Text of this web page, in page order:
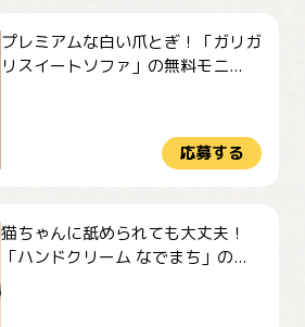
プレミアムな白い爪とぎ！「ガリガ
リスイートソファ」の無料モニ...
応募する
猫ちゃんに舐められても大丈夫！
「ハンドクリーム なでまち」の...